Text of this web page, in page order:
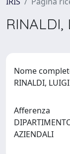
RINALDI,
Nome
RINALDI, LUIGI
Afferenza
AZIENDALI